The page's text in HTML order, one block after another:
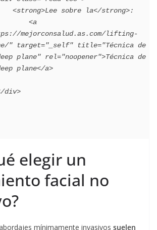
mejorconsalud.as.com/lifting-
" target="_self" title="Técnica de
plane" rel="noopener">Técnica de
plane</a>
elegir un
facial no
mínimamente invasivos suelen